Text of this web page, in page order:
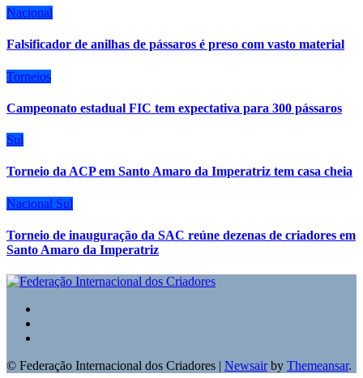
Nacional
Falsificador de anilhas de pássaros é preso com vasto material
Torneios
Campeonato estadual FIC tem expectativa para 300 pássaros
Sul
Torneio da ACP em Santo Amaro da Imperatriz tem casa cheia
Nacional Sul
Torneio de inauguração da SAC reúne dezenas de criadores em
Santo Amaro da Imperatriz
© Federação Internacional dos Criadores | Newsairby Themeansar.